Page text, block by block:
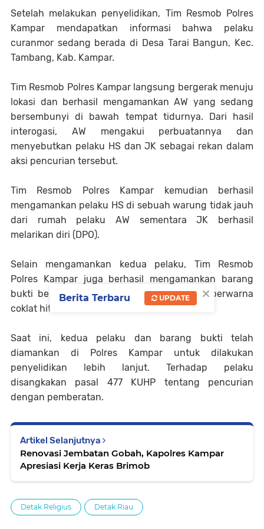
Setelah melakukan penyelidikan, Tim Resmob Polres
Kampar mendapatkan informasi bahwa pelaku
curanmor sedang berada di Desa Tarai Bangun, Kec.
Tambang, Kab. Kampar.
Tim Resmob Polres Kampar langsung bergerak menuju
lokasi dan berhasil mengamankan AW yang sedang
bersembunyi di bawah tempat tidurnya. Dari hasil
interogasi, AW mengakui perbuatannya dan
menyebutkan pelaku HS dan JK sebagai rekan dalam
aksi pencurian tersebut.
Tim Resmob Polres Kampar kemudian berhasil
mengamankan pelaku HS di sebuah warung tidak jauh
dari rumah pelaku AW sementara JK berhasil
melarikan diri (DPO).
Selain mengamankan kedua pelaku, Tim Resmob
Polres Kampar juga berhasil mengamankan barang
bukti berupa 1 unit sepeda motor Scoopy berwarna
coklat hitam dan 4 buah kunci T.
Saat ini, kedua pelaku dan barang bukti telah
diamankan di Polres Kampar untuk dilakukan
penyelidikan lebih lanjut. Terhadap pelaku
disangkakan pasal 477 KUHP tentang pencurian
dengan pemberatan.
Artikel Selanjutnya
Renovasi Jembatan Gobah, Kapolres Kampar
Apresiasi Kerja Keras Brimob
Detak Religius Detak Riau
×
Berita Terbaru UPDATE